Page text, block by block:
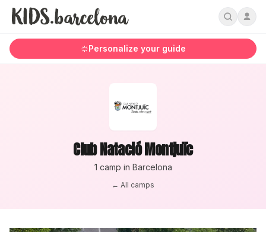
Personalize your guide
Club Natació Montjuïc
1 camp in Barcelona
← All camps